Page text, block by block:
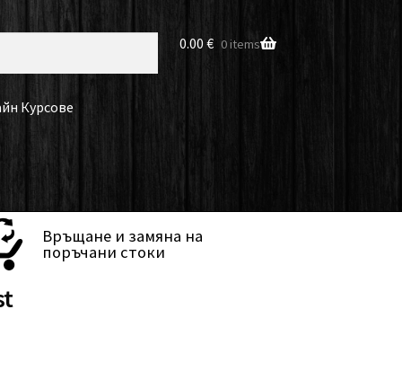
0.00€ 0 items
Курсове
Връщане и замяна на
поръчани стоки